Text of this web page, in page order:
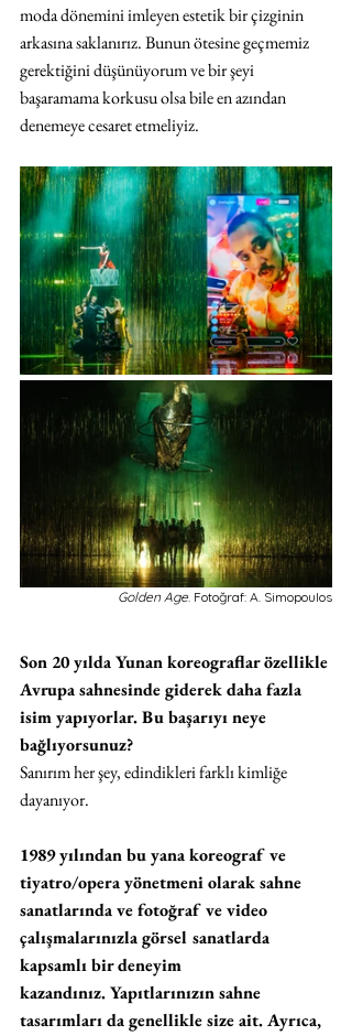
moda dönemini imleyen estetik bir çizginin
arkasına saklanırız. Bunun ötesine geçmemiz
gerektiğini düşünüyorum ve bir şeyi
başaramama korkusu olsa bile en azından
denemeye cesaret etmeliyiz.
Golden Age. Fotoğraf: A. Simopoulos
Son 20 yılda Yunan koreograflar özellikle
Avrupa sahnesinde giderek daha fazla
isim yapıyorlar. Bu başarıyı neye
bağlıyorsunuz?
Sanırım her şey, edindikleri farklı kimliğe
dayanıyor.
1989 yılından bu yana koreograf ve
tiyatro/opera yönetmeni olarak sahne
sanatlarında ve fotoğraf ve video
çalışmalarınızla görsel sanatlarda
kapsamlı bir deneyim
kazandınız. Yapıtlarınızın sahne
tasarımları da genellikle size ait. Ayrıca,